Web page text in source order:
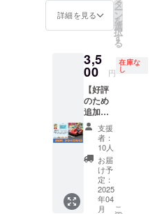
止とす
る場合
ます。
・イベ
ント中
止の場
合で
も、本
リター
ンは履
行いた
しま
す。
セージ
は5000
応援
権」の
リター
ンと同
じ内容
になり
ます。
行いた
しま
ご連絡
全ての
多摩区
の保育
園・幼
稚園・
小学
校・中
学校に
配布さ
れるわ
けでは
ありま
せん。
・イベ
ます ・
は、多
摩区役
所1階に
あり、
地域の
誰もが
覗くこ
とがで
きる場
所で
す。定
期的に
子ども
食堂や
カート
の受付
スタッ
クラウ
ドファ
ンディ
ングの
ファス
トパス
お申込
みメー
ルを提
示くだ
さい。
【注意
事項】
・この
詳細を見る
タ
ー
ン
を
選
択
す
る
3,5
00 円
在庫な
し
【好評
のため
追加！
ゴー
カート
ファス
トパ
ス】 数
量限定
ゴー
カート
支援
者：
10人
お届
け予
定：
2025
年04
月
こ